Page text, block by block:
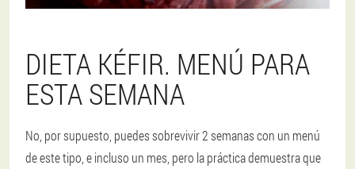
DIETA KÉFIR. MENÚ PARA
ESTA SEMANA
No, por supuesto, puedes sobrevivir 2 semanas con un menú
de este tipo, e incluso un mes, pero la práctica demuestra que